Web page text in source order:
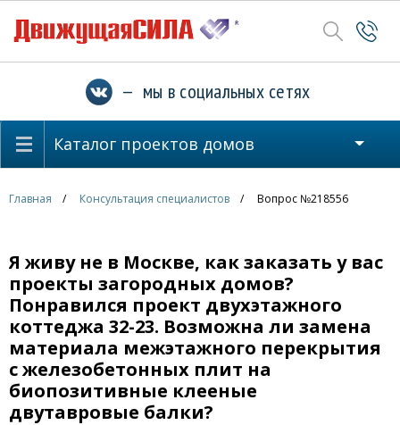
— мы в социальных сетях
Каталог проектов домов
Главная Консультация специалистов Вопрос №218556
Я живу не в Москве, как заказать у вас
проекты загородных домов?
Понравился проект двухэтажного
коттеджа 32-23. Возможна ли замена
материала межэтажного перекрытия
с железобетонных плит на
биопозитивные клееные
двутавровые балки?